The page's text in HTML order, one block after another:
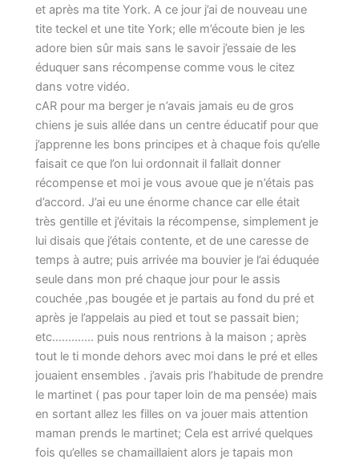
et après ma tite York. A ce jour j’ai de nouveau une
tite teckel et une tite York; elle m’écoute bien je les
adore bien sûr mais sans le savoir j’essaie de les
éduquer sans récompense comme vous le citez
dans votre vidéo.
cAR pour ma berger je n’avais jamais eu de gros
chiens je suis allée dans un centre éducatif pour que
j’apprenne les bons principes et à chaque fois qu’elle
faisait ce que l’on lui ordonnait il fallait donner
récompense et moi je vous avoue que je n’étais pas
d’accord. J’ai eu une énorme chance car elle était
très gentille et j’évitais la récompense, simplement je
lui disais que j’étais contente, et de une caresse de
temps à autre; puis arrivée ma bouvier je l’ai éduquée
seule dans mon pré chaque jour pour le assis
couchée ,pas bougée et je partais au fond du pré et
après je l’appelais au pied et tout se passait bien;
etc…………. puis nous rentrions à la maison ; après
tout le ti monde dehors avec moi dans le pré et elles
jouaient ensembles . j’avais pris l’habitude de prendre
le martinet ( pas pour taper loin de ma pensée) mais
en sortant allez les filles on va jouer mais attention
maman prends le martinet; Cela est arrivé quelques
fois qu’elles se chamaillaient alors je tapais mon